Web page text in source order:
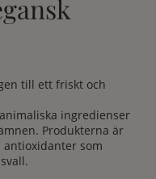
till ett friskt och
ingredienser
Produkterna är
som